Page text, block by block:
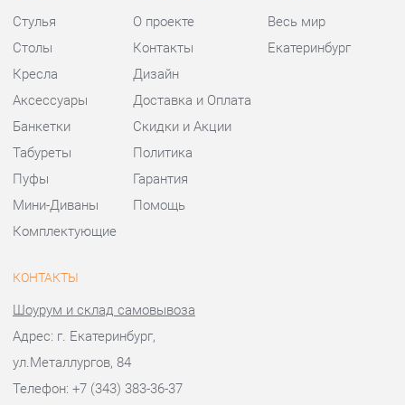
Табуреты
Пуфы
Мини-Диваны
Комплектующие
Политика
Гарантия
Помощь
КОНТАКТЫ
Шоурум и склад самовывоза
Адрес: г. Екатеринбург,
ул.Металлургов, 84
Часы работы:
Пн - Пт:10:00 - 20:00 (GMT+5)
Отправить сообщение
© 2009-2026 Стулья-Екатеринбург